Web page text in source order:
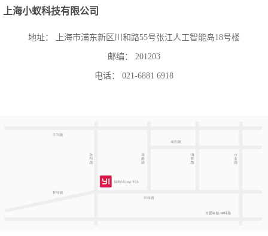
上海小蚁科技有限公司
地址： 上海市浦东新区川和路55号张江人工智能岛18号楼
邮编： 201203
电话： 021-6881 6918